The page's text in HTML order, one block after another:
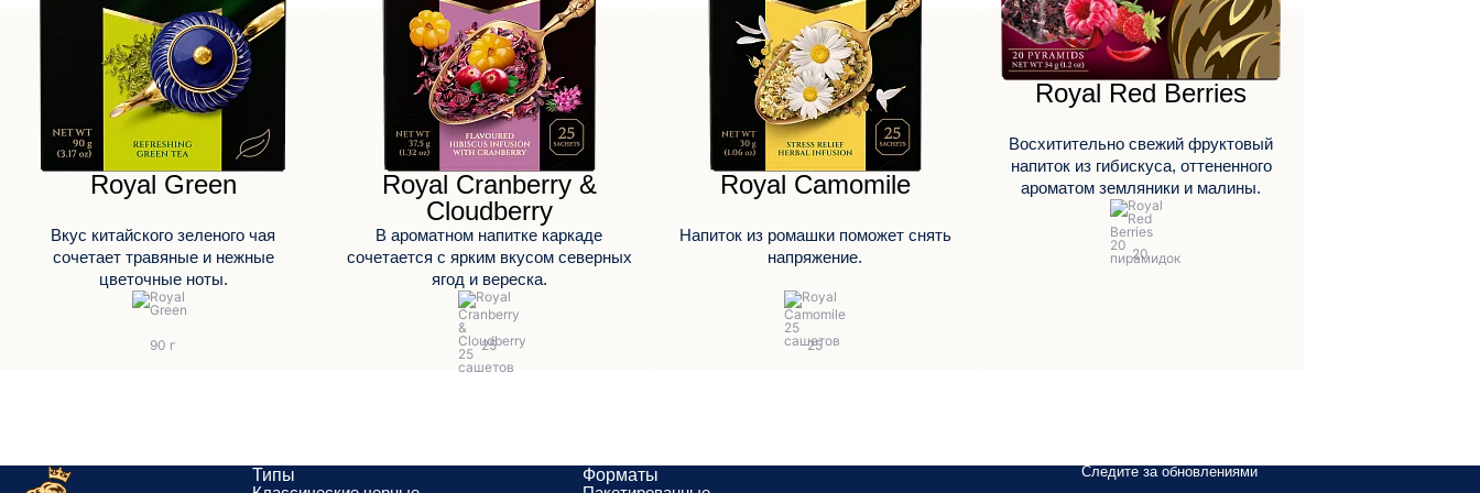
Royal Green
Вкус китайского зеленого чая
сочетает травяные и нежные
цветочные ноты.
Royal Cranberry &
Cloudberry
В ароматном напитке каркаде
сочетается с ярким вкусом северных
ягод и вереска.
Royal Camomile
Напиток из ромашки поможет снять
напряжение.
Royal Red Berries
Восхитительно свежий фруктовый
напиток из гибискуса, оттененного
ароматом земляники и малины.
Типы Форматы Следите за обновлениями